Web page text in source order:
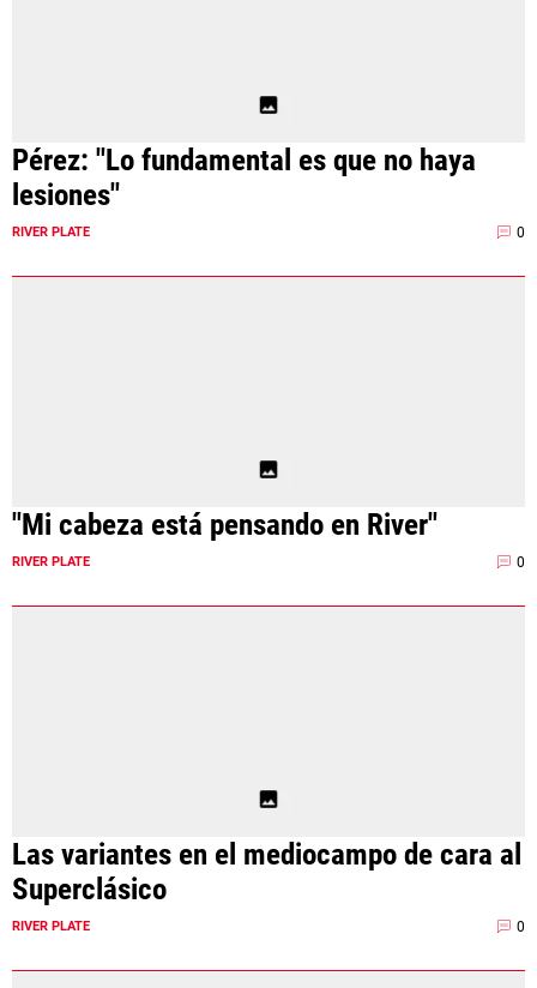
Pérez: "Lo fundamental es que no haya
lesiones"
RIVER PLATE 0
"Mi cabeza está pensando en River"
RIVER PLATE 0
Las variantes en el mediocampo de cara al
Superclásico
RIVER PLATE 0